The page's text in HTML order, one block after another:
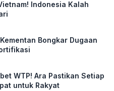
Indonesia Kalah
Bongkar Dugaan
WTP! Ara Pastikan Setiap
untuk Rakyat